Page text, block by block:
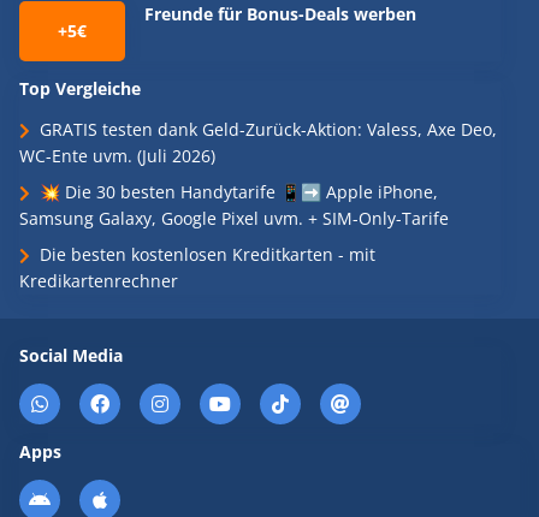
+5€
Freunde für Bonus-Deals werben
Top Vergleiche
GRATIS testen dank Geld-Zurück-Aktion: Valess, Axe Deo,
WC-Ente uvm. (Juli 2026)
💥 Die 30 besten Handytarife 📱➡️ Apple iPhone,
Samsung Galaxy, Google Pixel uvm. + SIM-Only-Tarife
Die besten kostenlosen Kreditkarten - mit
Kredikartenrechner
Social Media
Apps